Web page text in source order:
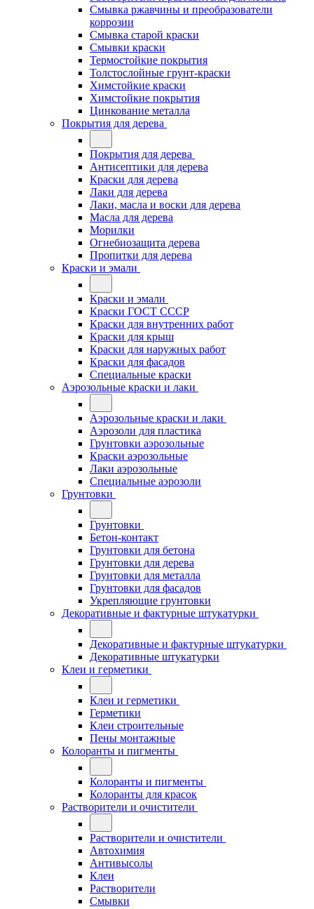
Смывка ржавчины и преобразователи
коррозии
Смывка старой краски
Смывки краски
Термостойкие покрытия
Толстослойные грунт-краски
Химстойкие краски
Химстойкие покрытия
Цинкование металла
Покрытия для дерева
Покрытия для дерева
Антисептики для дерева
Краски для дерева
Лаки для дерева
Лаки, масла и воски для дерева
Масла для дерева
Морилки
Огнебиозащита дерева
Пропитки для дерева
Краски и эмали
Краски и эмали
Краски ГОСТ СССР
Краски для внутренних работ
Краски для крыш
Краски для наружных работ
Краски для фасадов
Специальные краски
Аэрозольные краски и лаки
Аэрозольные краски и лаки
Аэрозоли для пластика
Грунтовки аэрозольные
Краски аэрозольные
Лаки аэрозольные
Специальные аэрозоли
Грунтовки
Грунтовки
Бетон-контакт
Грунтовки для бетона
Грунтовки для дерева
Грунтовки для металла
Грунтовки для фасадов
Укрепляющие грунтовки
Декоративные и фактурные штукатурки
Декоративные и фактурные штукатурки
Декоративные штукатурки
Клеи и герметики
Клеи и герметики
Герметики
Клеи строительные
Пены монтажные
Колоранты и пигменты
Колоранты и пигменты
Колоранты для красок
Растворители и очистители
Растворители и очистители
Автохимия
Антивысолы
Клеи
Растворители
Смывки